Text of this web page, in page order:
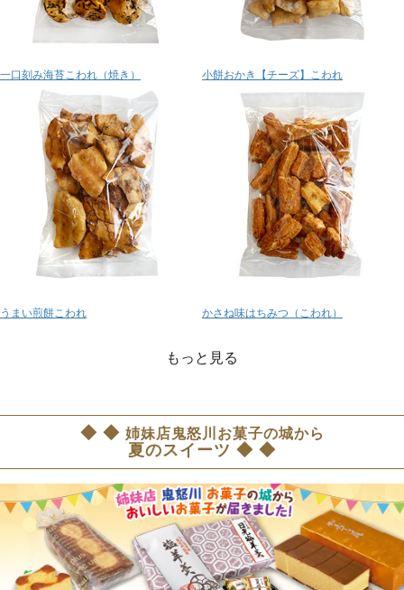
一口刻み海苔こわれ（焼き） 小餅おかき【チーズ】こわれ
うまい煎餅こわれ かさね味はちみつ（こわれ）
もっと見る
◆ ◆ 姉妹店鬼怒川お菓子の城から
夏のスイーツ ◆ ◆